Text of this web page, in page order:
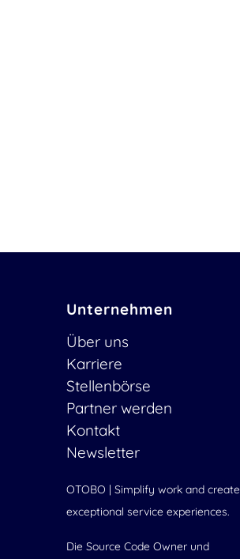
Unternehmen
Über uns
Karriere
Stellenbörse
Partner werden
Kontakt
Newsletter
OTOBO | Simplify work and create
exceptional service experiences.
Die Source Code Owner und